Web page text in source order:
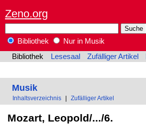
Zeno.org
Bibliothek
Nur in Musik
Bibliothek
Lesesaal Zufälliger Artikel
Musik
Inhaltsverzeichnis Zufälliger Artikel
Mozart, Leopold/.../6.